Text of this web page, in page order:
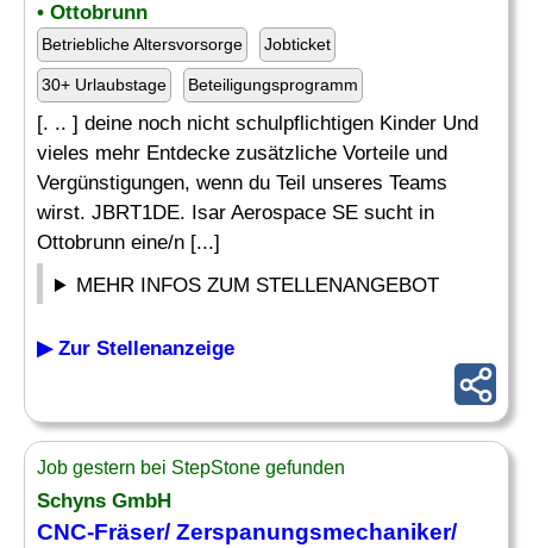
• Ottobrunn
Betriebliche Altersvorsorge Jobticket
30+ Urlaubstage Beteiligungsprogramm
[. .. ] deine noch nicht schulpflichtigen Kinder Und
vieles mehr Entdecke zusätzliche Vorteile und
Vergünstigungen, wenn du Teil unseres Teams
wirst. JBRT1DE. Isar Aerospace SE sucht in
Ottobrunn eine/n [...]
MEHR INFOS ZUM STELLENANGEBOT
▶ Zur Stellenanzeige
Job gestern bei StepStone gefunden
Schyns GmbH
CNC-Fräser/ Zerspanungsmechaniker/